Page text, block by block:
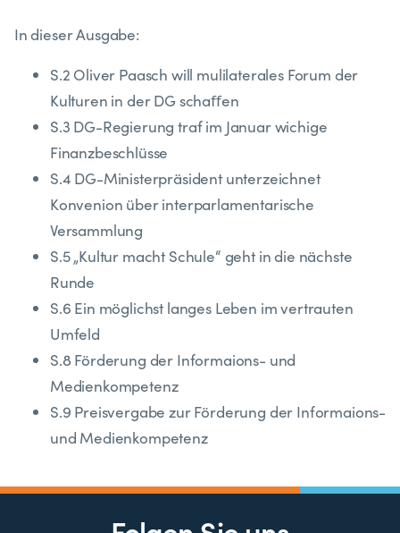
In dieser Ausgabe:
S.2 Oliver Paasch will mulilaterales Forum der
Kulturen in der DG schaﬀen
S.3 DG-Regierung traf im Januar wichige
Finanzbeschlüsse
S.4 DG-Ministerpräsident unterzeichnet
Konvenion über interparlamentarische
Versammlung
S.5 „Kultur macht Schule“ geht in die nächste
Runde
S.6 Ein möglichst langes Leben im vertrauten
Umfeld
S.8 Förderung der Informaions- und
Medienkompetenz
S.9 Preisvergabe zur Förderung der Informaions-
und Medienkompetenz